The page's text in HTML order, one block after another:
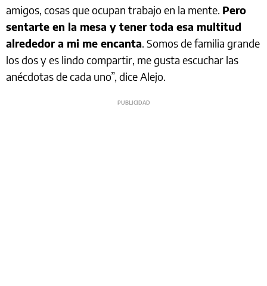
amigos, cosas que ocupan trabajo en la mente. Pero
sentarte en la mesa y tener toda esa multitud
alrededor a mi me encanta. Somos de familia grande
los dos y es lindo compartir, me gusta escuchar las
anécdotas de cada uno”, dice Alejo.